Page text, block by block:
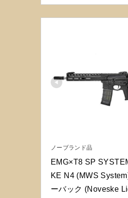
ノーブランド品
EMG×T8 SP
KE N4 (MWS
ーバック (Noveske